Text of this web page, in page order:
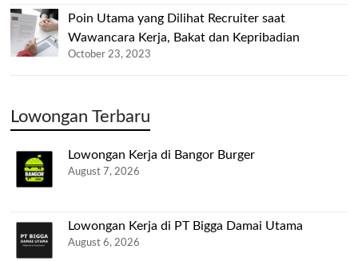
Poin Utama yang Dilihat Recruiter saat
Wawancara Kerja, Bakat dan Kepribadian
October 23, 2023
Lowongan Terbaru
Lowongan Kerja di Bangor Burger
August 7, 2026
Lowongan Kerja di PT Bigga Damai Utama
August 6, 2026